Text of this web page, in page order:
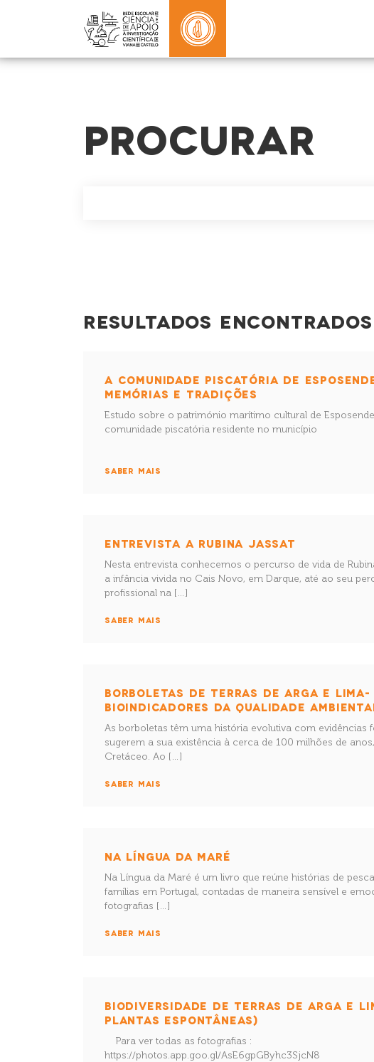
PROCURAR
RESULTADOS
A COMUNIDADE PISCATÓRIA DE
MEMÓRIAS E TRADIÇÕES
Estudo sobre o património marítimo cultural de
comunidade piscatória residente no município
SABER MAIS
ENTREVISTA A RUBINA JASSAT
Nesta entrevista conhecemos o percurso de vida de
a infância vivida no Cais Novo, em Darque, até ao seu
profissional na […]
SABER MAIS
BORBOLETAS DE TERRAS DE ARGA E LIMA-
BIOINDICADORES DA QUALIDADE
As borboletas têm uma história evolutiva com evidências
sugerem a sua existência à cerca de 100 milhões de
Cretáceo. Ao […]
SABER MAIS
NA LÍNGUA DA MARÉ
Na Língua da Maré é um livro que reúne histórias de
famílias em Portugal, contadas de maneira sensível e
fotografias […]
SABER MAIS
BIODIVERSIDADE DE TERRAS DE ARGA E
PLANTAS ESPONTÂNEAS)
Para ver todas as fotografias :
https://photos.app.goo.gl/AsE6gpGByhc3SjcN8